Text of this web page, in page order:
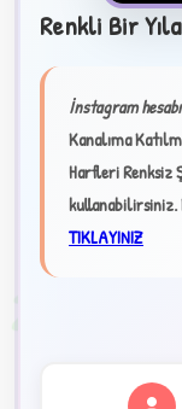
Renkli Bir
İnstagram
Kanalıma
Harfleri Renksiz
kullanabilirsiniz.
TIKLAYINIZ
★